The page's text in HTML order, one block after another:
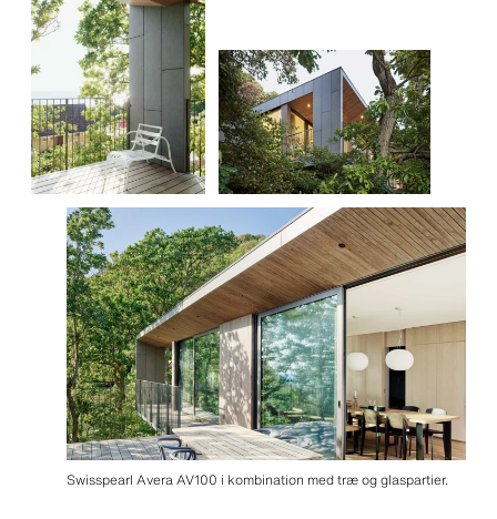
Swisspearl Avera AV100 i kombination med træ og glaspartier.